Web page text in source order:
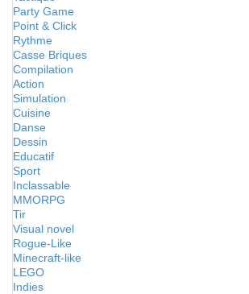
Party Game
Point & Click
Rythme
Casse Briques
Compilation
Action
Simulation
Cuisine
Danse
Dessin
Educatif
Sport
Inclassable
MMORPG
Tir
Visual novel
Rogue-Like
Minecraft-like
LEGO
Indies